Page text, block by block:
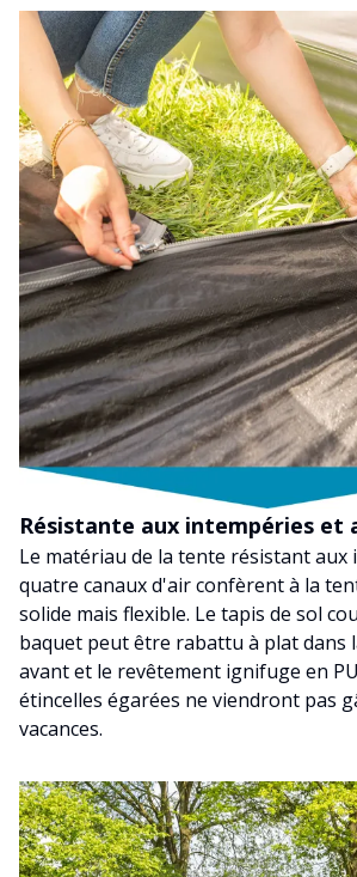
Résistante aux intempéries et
Le matériau de la tente résistant aux
quatre canaux d'air confèrent à la
solide mais flexible. Le tapis de sol
baquet peut être rabattu à plat dans
avant et le revêtement ignifuge en
étincelles égarées ne viendront pas
vacances.